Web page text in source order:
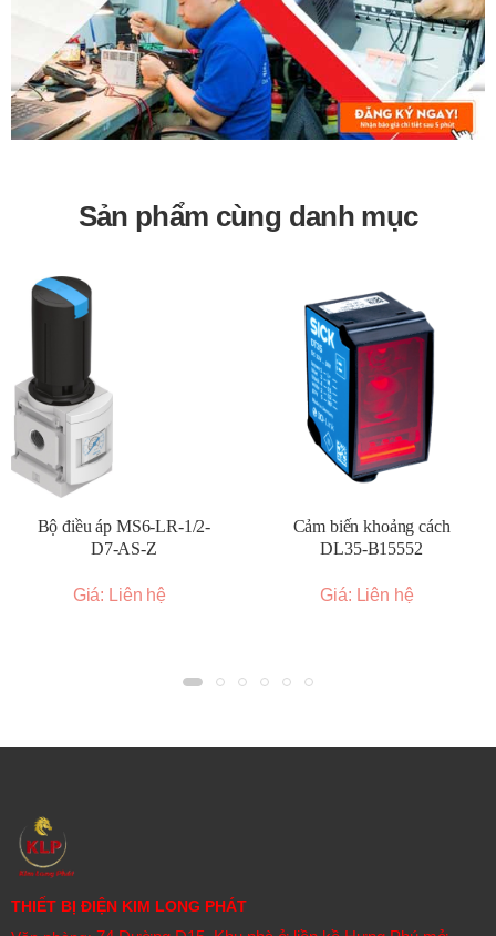
Sản phẩm cùng danh mục
Bộ điều áp MS6-LR-1/2-
D7-AS-Z
Giá: Liên hệ
Cảm biến khoảng cách
DL35-B15552
Giá: Liên hệ
THIẾT BỊ ĐIỆN KIM LONG PHÁT